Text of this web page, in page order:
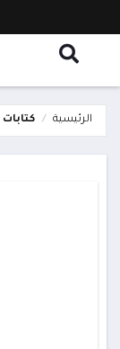
الرئيسية كتابات